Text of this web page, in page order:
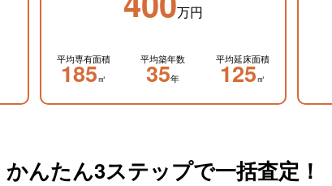
万円
平均専有面積
185㎡
平均築年数
35年
平均延床面積
125㎡
かんたん3ステップで一括査定！